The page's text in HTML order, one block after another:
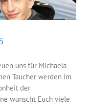
uns für Michaela
Taucher werden im
der
wünscht Euch viele